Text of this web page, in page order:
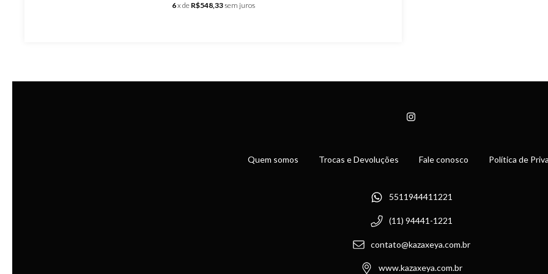
6x de R$548,33sem juros
Quem somos Trocas e Devoluções Fale conosco Política de
5511944411221
(11) 94441-1221
contato@kazaxeya.com.br
www.kazaxeya.com.br